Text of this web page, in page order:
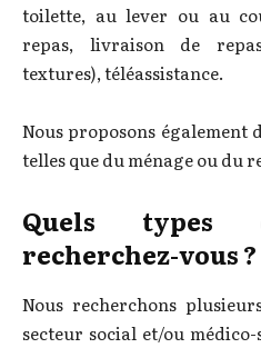
toilette, au lever ou au
repas, livraison de
textures), téléassistance.
Nous proposons également
telles que du ménage ou du
Quels types
recherchez-vous ?
Nous recherchons
secteur social et/ou